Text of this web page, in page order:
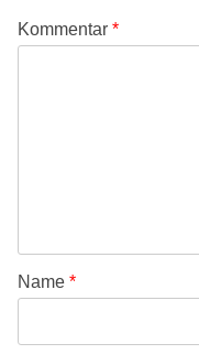
Kommentar *
Name *